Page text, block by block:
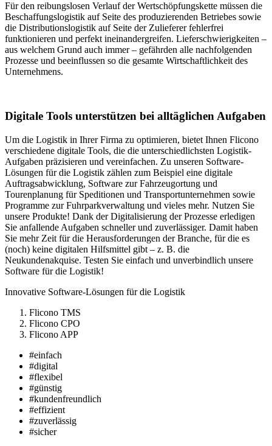
Für den reibungslosen Verlauf der Wertschöpfungskette müssen die
Beschaffungslogistik auf Seite des produzierenden Betriebes sowie
die Distributionslogistik auf Seite der Zulieferer fehlerfrei
funktionieren und perfekt ineinandergreifen. Lieferschwierigkeiten –
aus welchem Grund auch immer – gefährden alle nachfolgenden
Prozesse und beeinflussen so die gesamte Wirtschaftlichkeit des
Unternehmens.
Digitale Tools unterstützen bei alltäglichen Aufgaben
Um die Logistik in Ihrer Firma zu optimieren, bietet Ihnen Flicono
verschiedene digitale Tools, die die unterschiedlichsten Logistik-
Aufgaben präzisieren und vereinfachen. Zu unseren Software-
Lösungen für die Logistik zählen zum Beispiel eine digitale
Auftragsabwicklung, Software zur Fahrzeugortung und
Tourenplanung für Speditionen und Transportunternehmen sowie
Programme zur Fuhrparkverwaltung und vieles mehr. Nutzen Sie
unsere Produkte! Dank der Digitalisierung der Prozesse erledigen
Sie anfallende Aufgaben schneller und zuverlässiger. Damit haben
Sie mehr Zeit für die Herausforderungen der Branche, für die es
(noch) keine digitalen Hilfsmittel gibt – z. B. die
Neukundenakquise. Testen Sie einfach und unverbindlich unsere
Software für die Logistik!
Innovative Software-Lösungen für die Logistik
Flicono TMS
Flicono CPO
Flicono APP
#einfach
#digital
#flexibel
#günstig
#kundenfreundlich
#effizient
#zuverlässig
#sicher